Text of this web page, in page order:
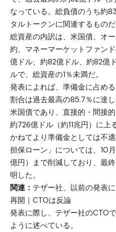
なっている。総負債のうち約
タルトークンに関連するものだ
総資産の内訳は、米国債、オ
約、マネーマーケットファン
億ドル、約82億ドル、約82億
ルで、総資産の1％未満だ。
発表によれば、準備金に占め
割合は過去最高の85.7％に達
米国債であり、直接的・間接
約726億ドル（約11兆円）に上る
かねてより準備金としては不
担保ローン」については、10
億円）まで削減しており、最
明した。
関連： テザー社、以前の発表
再開｜CTOは反論
発表に際し、テザー社のCTO
ように述べている。